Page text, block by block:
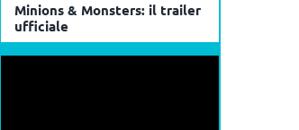
Minions & Monsters: il trailer
ufficiale